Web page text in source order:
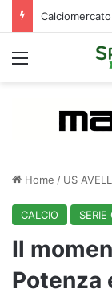
Menu
Home / US
CALCIO SERIE
Il
Potenza